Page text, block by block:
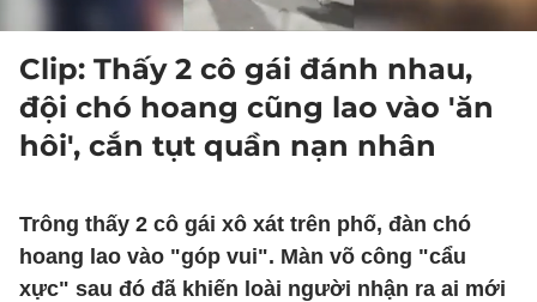
Clip: Thấy 2 cô gái đánh nhau,
đội chó hoang cũng lao vào 'ăn
hôi', cắn tụt quần nạn nhân
Trông thấy 2 cô gái xô xát trên phố, đàn chó
hoang lao vào "góp vui". Màn võ công "cẩu
xực" sau đó đã khiến loài người nhận ra ai mới